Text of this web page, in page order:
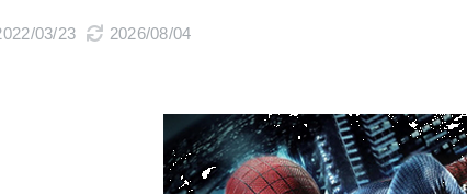
03/23 2026/08/04